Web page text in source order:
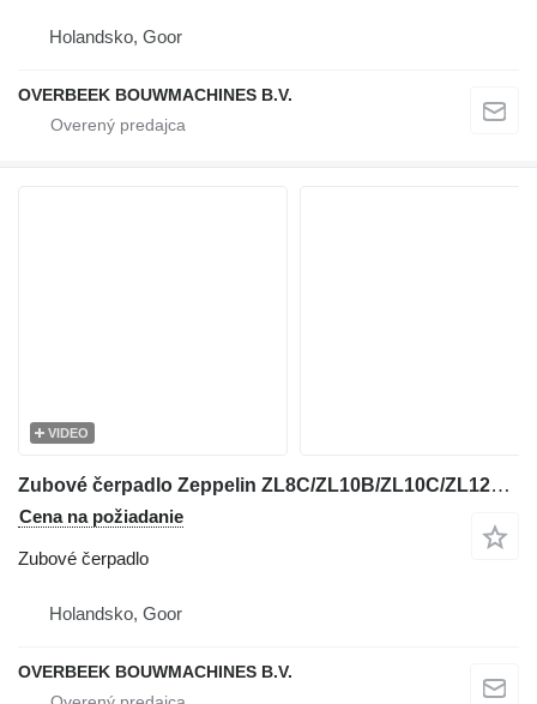
Holandsko, Goor
OVERBEEK BOUWMACHINES B.V.
VIDEO
Zubové čerpadlo Zeppelin ZL8C/ZL10B/ZL10C/ZL12C - 7SX7553 - Gearpump na kolesového nakladača
Cena na požiadanie
Zubové čerpadlo
Holandsko, Goor
OVERBEEK BOUWMACHINES B.V.